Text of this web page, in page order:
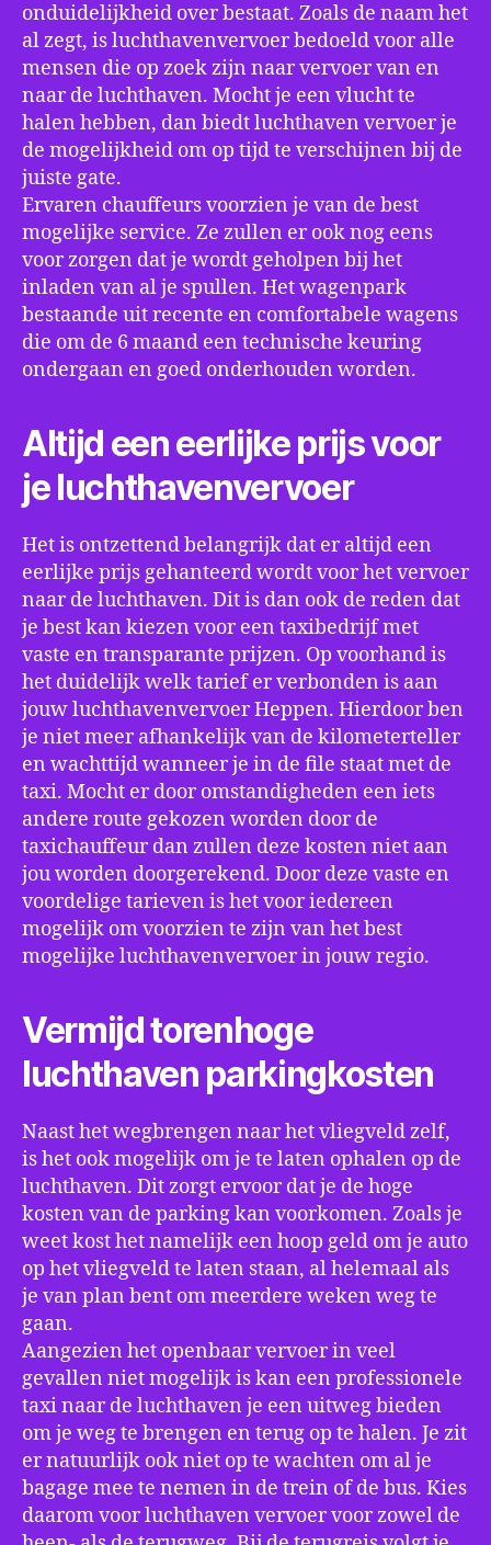
onduidelijkheid over bestaat. Zoals de naam het
al zegt, is luchthavenvervoer bedoeld voor alle
mensen die op zoek zijn naar vervoer van en
naar de luchthaven. Mocht je een vlucht te
halen hebben, dan biedt luchthaven vervoer je
de mogelijkheid om op tijd te verschijnen bij de
juiste gate.
Ervaren chauffeurs voorzien je van de best
mogelijke service. Ze zullen er ook nog eens
voor zorgen dat je wordt geholpen bij het
inladen van al je spullen. Het wagenpark
bestaande uit recente en comfortabele wagens
die om de 6 maand een technische keuring
ondergaan en goed onderhouden worden.
Altijd een eerlijke prijs voor
je luchthavenvervoer
Het is ontzettend belangrijk dat er altijd een
eerlijke prijs gehanteerd wordt voor het vervoer
naar de luchthaven. Dit is dan ook de reden dat
je best kan kiezen voor een taxibedrijf met
vaste en transparante prijzen. Op voorhand is
het duidelijk welk tarief er verbonden is aan
jouw luchthavenvervoer Heppen. Hierdoor ben
je niet meer afhankelijk van de kilometerteller
en wachttijd wanneer je in de file staat met de
taxi. Mocht er door omstandigheden een iets
andere route gekozen worden door de
taxichauffeur dan zullen deze kosten niet aan
jou worden doorgerekend. Door deze vaste en
voordelige tarieven is het voor iedereen
mogelijk om voorzien te zijn van het best
mogelijke luchthavenvervoer in jouw regio.
Vermijd torenhoge
luchthaven parkingkosten
Naast het wegbrengen naar het vliegveld zelf,
is het ook mogelijk om je te laten ophalen op de
luchthaven. Dit zorgt ervoor dat je de hoge
kosten van de parking kan voorkomen. Zoals je
weet kost het namelijk een hoop geld om je auto
op het vliegveld te laten staan, al helemaal als
je van plan bent om meerdere weken weg te
gaan.
Aangezien het openbaar vervoer in veel
gevallen niet mogelijk is kan een professionele
taxi naar de luchthaven je een uitweg bieden
om je weg te brengen en terug op te halen. Je zit
er natuurlijk ook niet op te wachten om al je
bagage mee te nemen in de trein of de bus. Kies
daarom voor luchthaven vervoer voor zowel de